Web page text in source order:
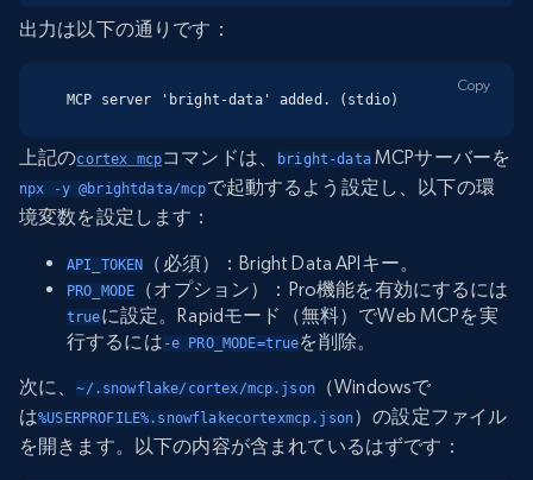
出力は以下の通りです：
MCP server 'bright-data' added. (stdio)
Copy
上記のcortex mcpコマンドは、 bright-dataMCPサーバーを
npx -y @brightdata/mcpで起動するよう設定し、以下の環
境変数を設定します：
API_TOKEN （必須）：Bright Data APIキー。
PRO_MODE （オプション）：Pro機能を有効にするには
trueに設定。Rapidモード（無料）でWeb MCPを実
行するには -e PRO_MODE=trueを削除。
次に、~/.snowflake/cortex/mcp.json（Windowsで
は%USERPROFILE%.snowflakecortexmcp.json）の設定ファイル
を開きます。以下の内容が含まれているはずです：